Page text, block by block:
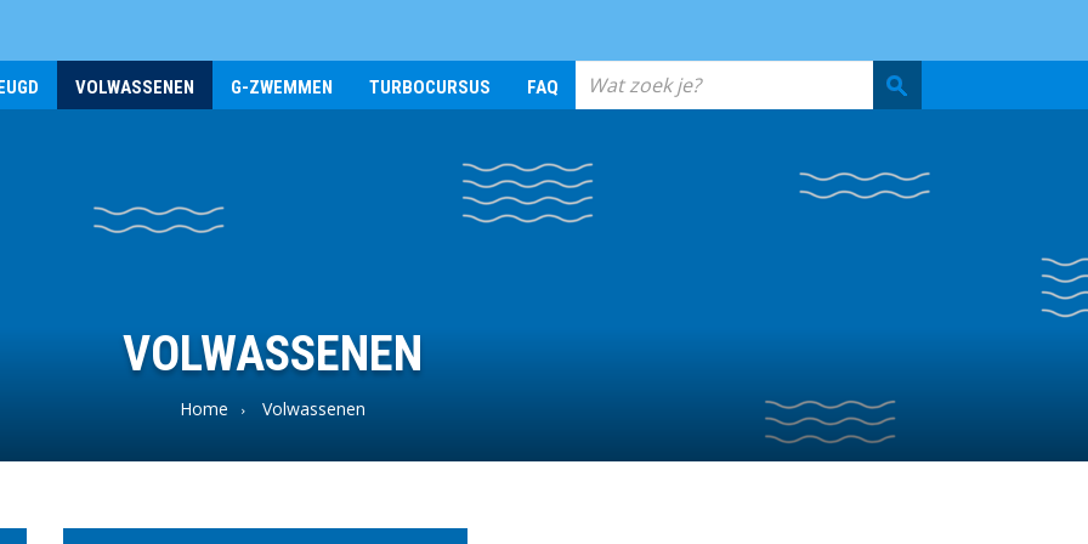
VOLWASSENEN G-ZWEMMEN TURBOCURSUS FAQ INFO & CONTACT
Wat
zoek
VOLWASSENEN
Home Volwassenen